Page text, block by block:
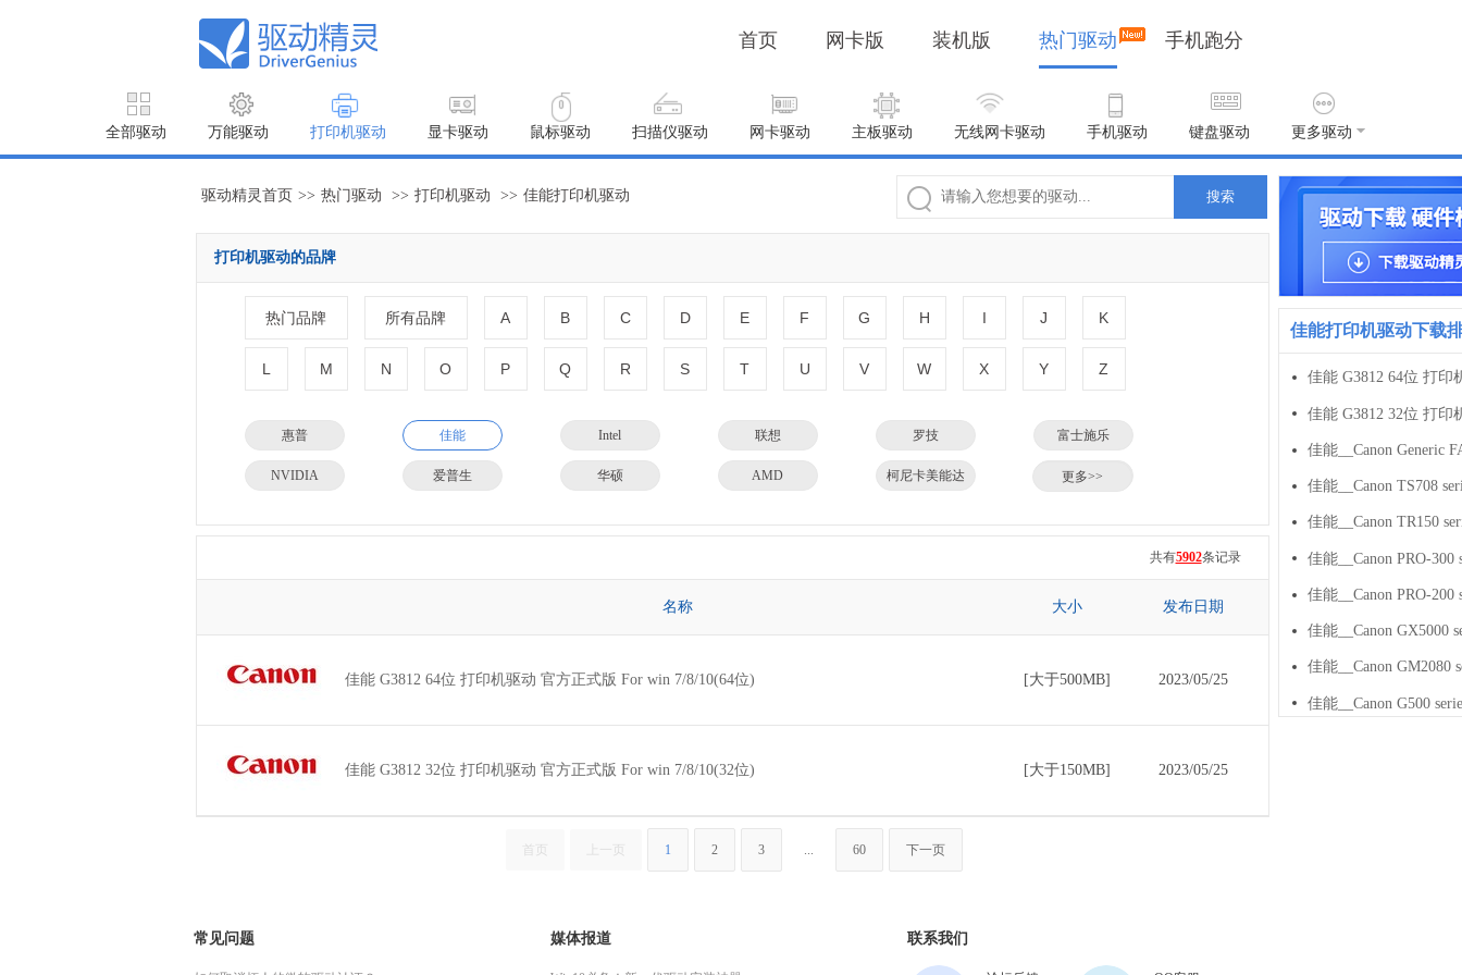
首页 网卡版 装机版 热门驱动 手机跑分
全部驱动 万能驱动 打印机驱动 显卡驱动 鼠标驱动 扫描仪驱动 网卡驱动 主板驱动 无线网卡驱动 手机驱动 键盘驱动 更多驱动
驱动精灵首页 >> 热门驱动 >> 打印机驱动 >> 佳能打印机驱动 搜索
打印机驱动的品牌
热门品牌 所有品牌 A B C D E F G H I J K
L M N O P Q R S T U V W X Y Z
惠普 佳能 Intel 联想 罗技 富士施乐
NVIDIA 爱普生 华硕 AMD 柯尼卡美能达 小米
更多>>
共有5902条记录
名称 大小 发布日期
佳能 G3812 64位 打印机驱动 官方正式版 For win 7/8/10(64位) [大于500MB] 2023/05/25
佳能 G3812 32位 打印机驱动 官方正式版 For win 7/8/10(32位) [大于150MB] 2023/05/25
首页 上一页 1 2 3 ... 60 下一页
佳能打印机驱动下载
佳能 G3812 64位 打印
佳能 G3812 32位 打印
常见问题 媒体报道 联系我们